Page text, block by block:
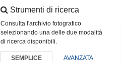
Strumenti di ricerca
Consulta l'archivio fotografico
selezionando una delle due modalità
di ricerca disponibili.
SEMPLICE AVANZATA